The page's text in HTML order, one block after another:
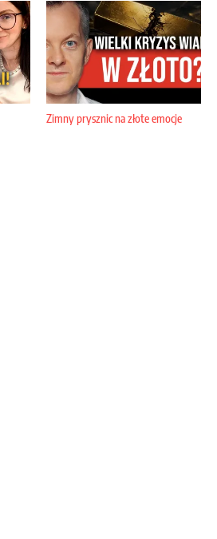
Zimny prysznic na złote emocje